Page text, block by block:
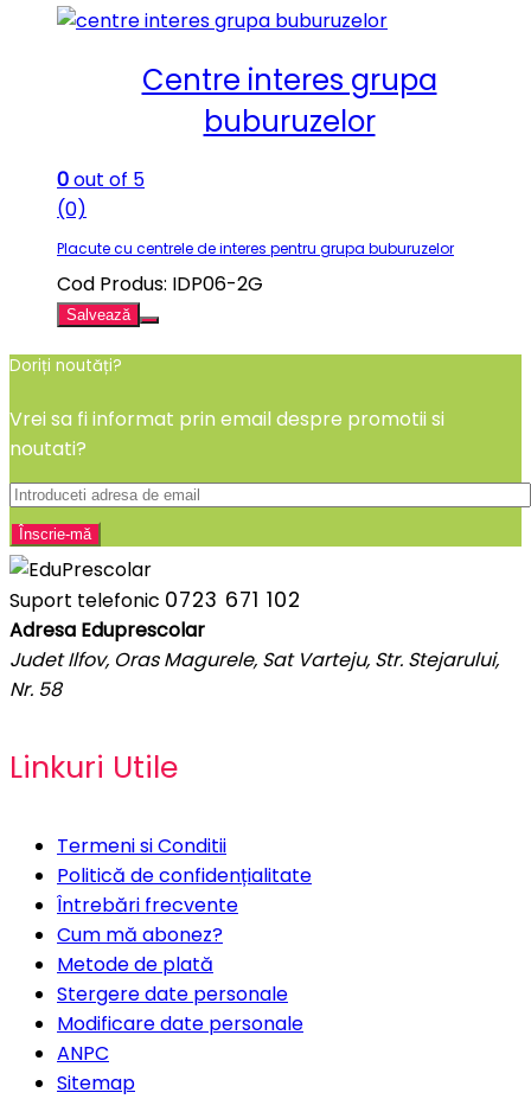
Centre interes grupa
buburuzelor
0out of 5
(0)
Placute cu centrele de interes pentru grupa buburuzelor
Cod Produs: IDP06-2G
Salvează
Doriți noutăți?
Vrei sa fi informat prin email despre promotii si
noutati?
Suport telefonic 0723 671 102
Adresa Eduprescolar
Judet Ilfov, Oras Magurele, Sat Varteju, Str. Stejarului,
Nr. 58
Linkuri Utile
Termeni si Conditii
Politică de confidențialitate
Întrebări frecvente
Cum mă abonez?
Metode de plată
Stergere date personale
Modificare date personale
ANPC
Sitemap